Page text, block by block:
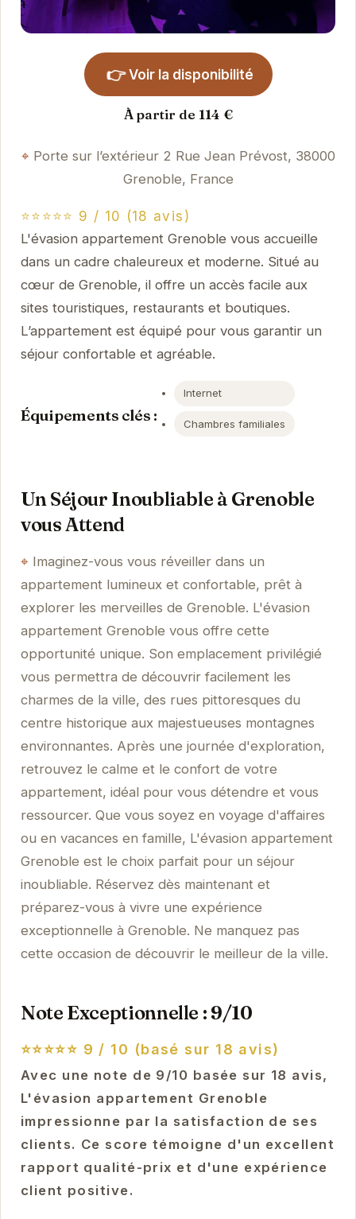
👉 Voir la disponibilité
À partir de 114 €
Porte sur l’extérieur 2 Rue Jean Prévost, 38000
Grenoble, France
⭐⭐⭐⭐⭐ 9 / 10 (18 avis)
L'évasion appartement Grenoble vous accueille
dans un cadre chaleureux et moderne. Situé au
cœur de Grenoble, il offre un accès facile aux
sites touristiques, restaurants et boutiques.
L’appartement est équipé pour vous garantir un
séjour confortable et agréable.
Équipements clés :
Internet
Chambres familiales
Un Séjour Inoubliable à Grenoble
vous Attend
Imaginez-vous vous réveiller dans un
appartement lumineux et confortable, prêt à
explorer les merveilles de Grenoble. L'évasion
appartement Grenoble vous offre cette
opportunité unique. Son emplacement privilégié
vous permettra de découvrir facilement les
charmes de la ville, des rues pittoresques du
centre historique aux majestueuses montagnes
environnantes. Après une journée d'exploration,
retrouvez le calme et le confort de votre
appartement, idéal pour vous détendre et vous
ressourcer. Que vous soyez en voyage d'affaires
ou en vacances en famille, L'évasion appartement
Grenoble est le choix parfait pour un séjour
inoubliable. Réservez dès maintenant et
préparez-vous à vivre une expérience
exceptionnelle à Grenoble. Ne manquez pas
cette occasion de découvrir le meilleur de la ville.
Note Exceptionnelle : 9/10
⭐⭐⭐⭐⭐ 9 / 10 (basé sur 18 avis)
Avec une note de 9/10 basée sur 18 avis,
L'évasion appartement Grenoble
impressionne par la satisfaction de ses
clients. Ce score témoigne d'un excellent
rapport qualité-prix et d'une expérience
client positive.